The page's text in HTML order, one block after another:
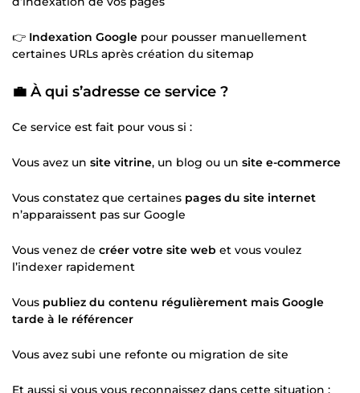
👉 Indexation Google pour pousser manuellement
certaines URLs après création du sitemap
💼 À qui s’adresse ce service ?
Ce service est fait pour vous si :
Vous avez un site vitrine, un blog ou un site e-commerce
Vous constatez que certaines pages du site internet
n’apparaissent pas sur Google
Vous venez de créer votre site web et vous voulez
l’indexer rapidement
Vous publiez du contenu régulièrement mais Google
tarde à le référencer
Vous avez subi une refonte ou migration de site
Et aussi si vous vous reconnaissez dans cette situation :